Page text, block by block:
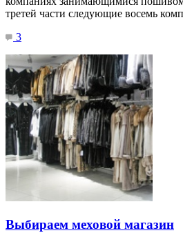
третей части следующие восемь
3
Выбираем меховой магазин